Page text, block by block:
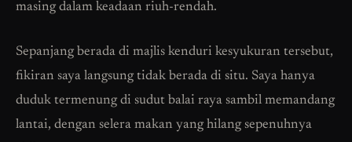
masing dalam keadaan riuh-rendah.
Sepanjang berada di majlis kenduri kesyukuran tersebut,
fikiran saya langsung tidak berada di situ. Saya hanya
duduk termenung di sudut balai raya sambil memandang
lantai, dengan selera makan yang hilang sepenuhnya